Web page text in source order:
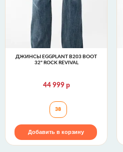
ДЖИНСЫ EGGPLANT B203 BOOT
32" ROCK REVIVAL
44 999 р
Джинсы EGGPLANT
38
Добавить в корзину